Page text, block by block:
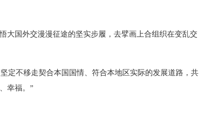
国外交漫漫征途的坚实步履，去擘画上合组织在变乱交
不移走契合本国国情、符合本地区实际的发展道路，共
幸福。”